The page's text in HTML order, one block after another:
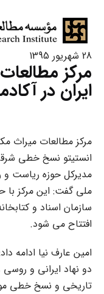
28 شهریور 1395
مرکز
ایران در
انستیتو نسخ خطی
مدیرکل حوزه ریاست و
ملی گفت: این مرکز
سازمان اسناد و
افتتاح می شود.
امین عارف نیا ادامه
دو نهاد ایرانی و
تاریخی و نسخ خطی